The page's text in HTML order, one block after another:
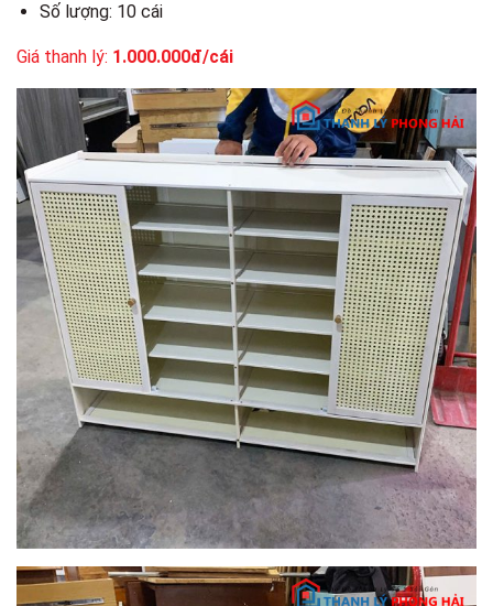
Số lượng: 10 cái
Giá thanh lý: 1.000.000đ/cái